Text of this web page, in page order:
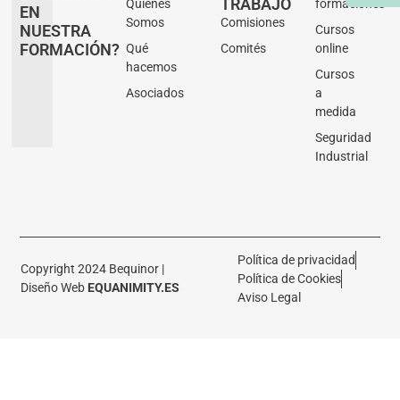
EN
NUESTRA
FORMACIÓN?
Quienes
Somos
Qué
hacemos
Asociados
TRABAJO
Comisiones
Comités
formaciones
Cursos
online
Cursos
a
medida
Seguridad
Industrial
Copyright 2024 Bequinor |
Diseño Web EQUANIMITY.ES
Política de privacidad
Política de Cookies
Aviso Legal